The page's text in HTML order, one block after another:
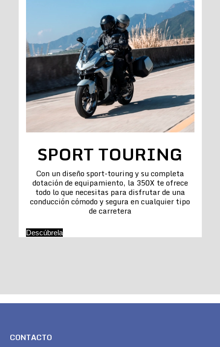
SPORT TOURING
Con un diseño sport-touring y su completa
dotación de equipamiento, la 350X te ofrece
todo lo que necesitas para disfrutar de una
conducción cómodo y segura en cualquier tipo
de carretera
Descúbrela
CONTACTO